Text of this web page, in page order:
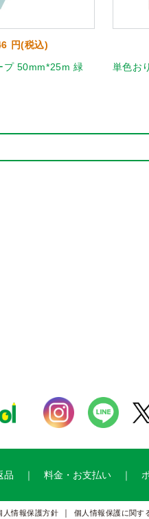
円(税込)
50mm*25m 緑
単色お
品 料金・お支払い
人情報保護方針 個人情報保護に関す